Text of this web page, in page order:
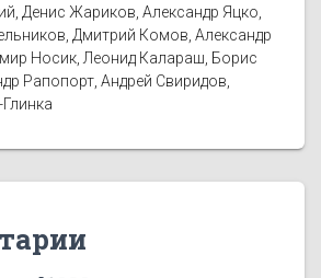
Денис Жариков, Александр Яцко,
Дмитрий Комов, Александр
Носик, Леонид Калараш, Борис
Рапопорт, Андрей Свиридов,